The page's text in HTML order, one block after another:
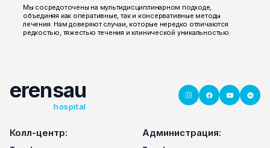
Мы сосредоточены на мультидисциплинарном подходе,
объединяя как оперативные, так и консервативные методы
лечения. Нам доверяют случаи, которые нередко отличаются
редкостью, тяжестью течения и клинической уникальностью.
erensau
hospital
Колл-центр: Администрация: